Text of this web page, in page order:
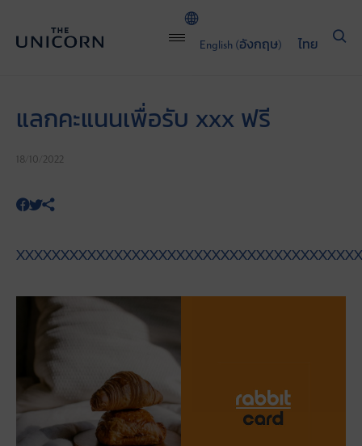
English (อังกฤษ) ไทย
แลกคะแนนเพื่อรับ xxx ฟรี
18/10/2022